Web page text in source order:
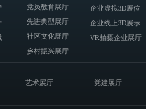
党员教育展厅
先进典型展厅
社区文化展厅
乡村振兴展厅
企业虚拟3D展位
企业线上3D展示
VR拍摄企业展厅
艺术展厅 党建展厅